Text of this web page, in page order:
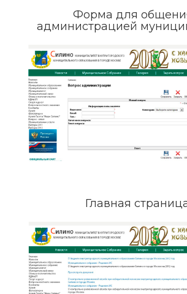
Форма для
администрацией
Главная